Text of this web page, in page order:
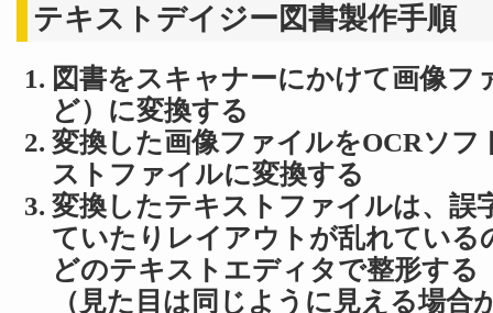
テキストデイジー図書製作手順
図書をスキャナーにかけて画像フ
ど）に変換する
変換した画像ファイルをOCRソフ
ストファイルに変換する
変換したテキストファイルは、誤
ていたりレイアウトが乱れている
どのテキストエディタで整形する
（見た目は同じように見える場合